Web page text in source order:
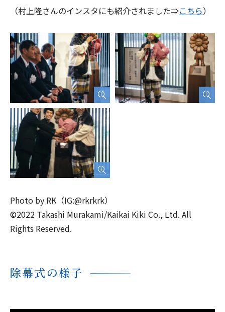
（村上隆さんのインスタにも紹介されました⇒こちら）
Photo by RK（IG:@rkrkrk）
©︎2022 Takashi Murakami/Kaikai Kiki Co., Ltd. All
Rights Reserved.
除幕式の様子